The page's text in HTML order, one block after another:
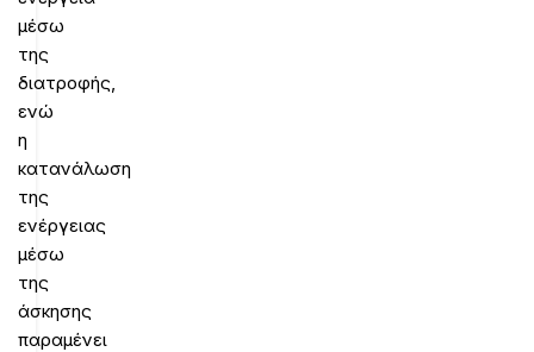
μέσω
της
διατροφής,
ενώ
η
κατανάλωση
της
ενέργειας
μέσω
της
άσκησης
παραμένει